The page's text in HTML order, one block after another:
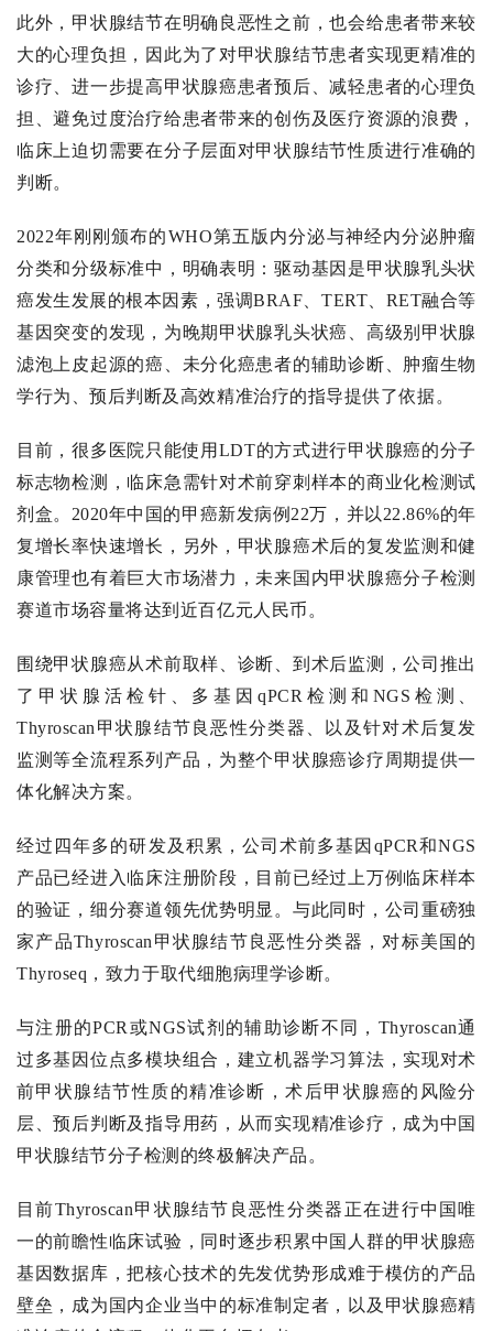
此外，甲状腺结节在明确良恶性之前，也会给患者带来较
大的心理负担，因此为了对甲状腺结节患者实现更精准的
诊疗、进一步提高甲状腺癌患者预后、减轻患者的心理负
担、避免过度治疗给患者带来的创伤及医疗资源的浪费，
临床上迫切需要在分子层面对甲状腺结节性质进行准确的
判断。
2022年刚刚颁布的WHO第五版内分泌与神经内分泌肿瘤
分类和分级标准中，明确表明：驱动基因是甲状腺乳头状
癌发生发展的根本因素，强调BRAF、TERT、RET融合等
基因突变的发现，为晚期甲状腺乳头状癌、高级别甲状腺
滤泡上皮起源的癌、未分化癌患者的辅助诊断、肿瘤生物
学行为、预后判断及高效精准治疗的指导提供了依据。
目前，很多医院只能使用LDT的方式进行甲状腺癌的分子
标志物检测，临床急需针对术前穿刺样本的商业化检测试
剂盒。2020年中国的甲癌新发病例22万，并以22.86%的年
复增长率快速增长，另外，甲状腺癌术后的复发监测和健
康管理也有着巨大市场潜力，未来国内甲状腺癌分子检测
赛道市场容量将达到近百亿元人民币。
围绕甲状腺癌从术前取样、诊断、到术后监测，公司推出
了甲状腺活检针、多基因qPCR检测和NGS检测、
Thyroscan甲状腺结节良恶性分类器、以及针对术后复发
监测等全流程系列产品，为整个甲状腺癌诊疗周期提供一
体化解决方案。
经过四年多的研发及积累，公司术前多基因qPCR和NGS
产品已经进入临床注册阶段，目前已经过上万例临床样本
的验证，细分赛道领先优势明显。与此同时，公司重磅独
家产品Thyroscan甲状腺结节良恶性分类器，对标美国的
Thyroseq，致力于取代细胞病理学诊断。
与注册的PCR或NGS试剂的辅助诊断不同，Thyroscan通
过多基因位点多模块组合，建立机器学习算法，实现对术
前甲状腺结节性质的精准诊断，术后甲状腺癌的风险分
层、预后判断及指导用药，从而实现精准诊疗，成为中国
甲状腺结节分子检测的终极解决产品。
目前Thyroscan甲状腺结节良恶性分类器正在进行中国唯
一的前瞻性临床试验，同时逐步积累中国人群的甲状腺癌
基因数据库，把核心技术的先发优势形成难于模仿的产品
壁垒，成为国内企业当中的标准制定者，以及甲状腺癌精